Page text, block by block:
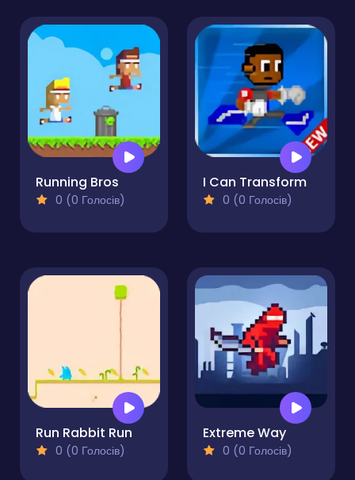
Running Bros
0 (0 Голосів)
I Can Transform
0 (0 Голосів)
Run Rabbit Run
0 (0 Голосів)
Extreme Way
0 (0 Голосів)